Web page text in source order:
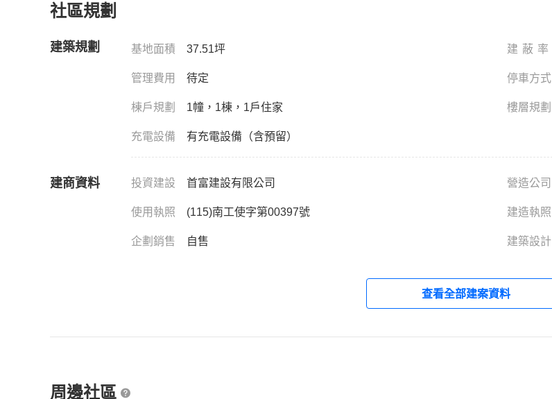
社區規劃
建築規劃 基地面積 37.51坪 建蔽率
管理費用 待定 停車方式
棟戶規劃 1幢，1棟，1戶住家 樓層規劃
充電設備 有充電設備（含預留）
建商資料 投資建設 首富建設有限公司 營造公司
使用執照 (115)南工使字第00397號 建造執照
企劃銷售 自售 建築設計
查看全部建案資料
周邊社區